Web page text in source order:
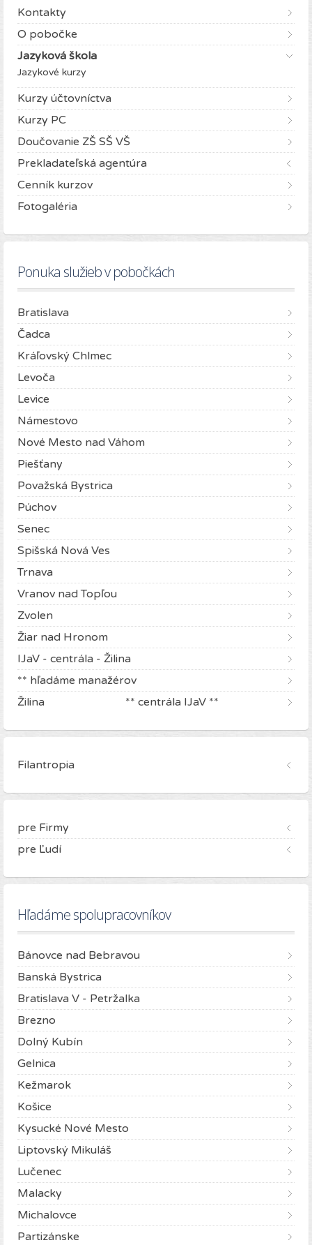
Kontakty
O pobočke
Jazyková škola
Jazykové kurzy
Kurzy účtovníctva
Kurzy PC
Doučovanie ZŠ SŠ VŠ
Prekladateľská agentúra
Cenník kurzov
Fotogaléria
Ponuka služieb v pobočkách
Bratislava
Čadca
Kráľovský Chlmec
Levoča
Levice
Námestovo
Nové Mesto nad Váhom
Piešťany
Považská Bystrica
Púchov
Senec
Spišská Nová Ves
Trnava
Vranov nad Topľou
Zvolen
Žiar nad Hronom
IJaV - centrála - Žilina
** hľadáme manažérov
Žilina ** centrála IJaV **
Filantropia
pre Firmy
pre Ľudí
Hľadáme spolupracovníkov
Bánovce nad Bebravou
Banská Bystrica
Bratislava V - Petržalka
Brezno
Dolný Kubín
Gelnica
Kežmarok
Košice
Kysucké Nové Mesto
Liptovský Mikuláš
Lučenec
Malacky
Michalovce
Partizánske